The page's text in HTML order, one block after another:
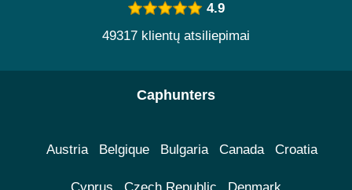
4.9
49317 klientų atsiliepimai
Caphunters
Austria Belgique Bulgaria Canada Croatia